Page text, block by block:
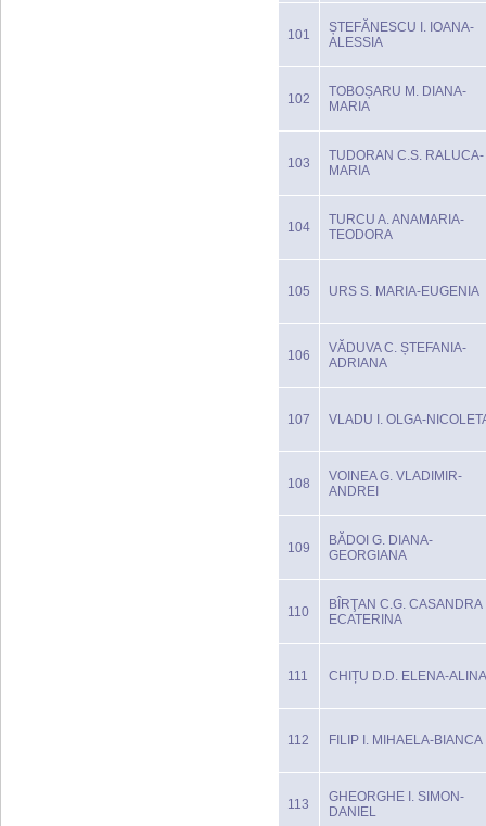
101
ȘTEFĂNESCU I. IOANA-
ALESSIA
102
TOBOȘARU M. DIANA-
MARIA
103
TUDORAN C.S. RALUCA-
MARIA
104
TURCU A. ANAMARIA-
TEODORA
105 URS S. MARIA-EUGENIA
106
VĂDUVA C. ȘTEFANIA-
ADRIANA
107 VLADU I. OLGA-
108
VOINEA G. VLADIMIR-
ANDREI
109
BĂDOI G. DIANA-
GEORGIANA
110
BÎRŢAN C.G. CASANDRA
ECATERINA
111 CHIȚU D.D. ELENA-ALINA
112 FILIP I. MIHAELA-BIANCA
113
GHEORGHE I. SIMON-
DANIEL